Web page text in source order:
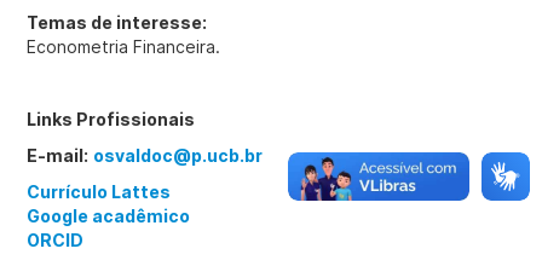
Temas de interesse:
Econometria Financeira.
Links Profissionais
E-mail: osvaldoc@p.ucb.br
Currículo Lattes
Google acadêmico
ORCID